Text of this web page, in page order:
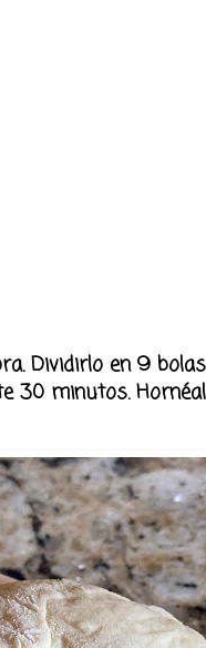
Dividirlo en 9
30 minutos.